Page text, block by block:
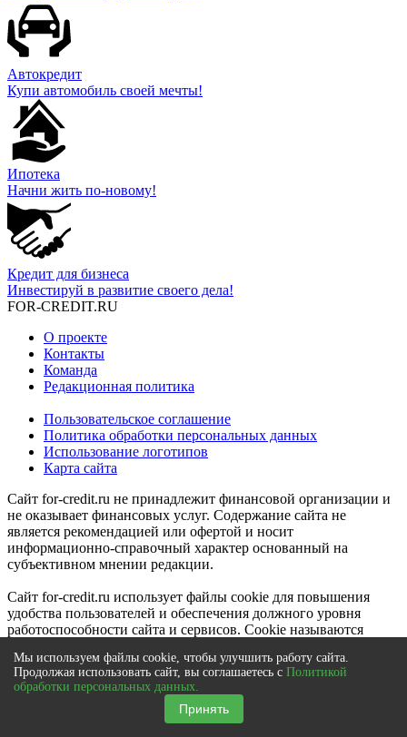
Автокредит
Купи автомобиль своей мечты!
Ипотека
Начни жить по-новому!
Кредит для бизнеса
Инвестируй в развитие своего дела!
FOR-CREDIT.RU
О проекте
Контакты
Команда
Редакционная политика
Пользовательское соглашение
Политика обработки персональных данных
Использование логотипов
Карта сайта
Сайт for-credit.ru не принадлежит финансовой организации и
не оказывает финансовых услуг. Содержание сайта не
является рекомендацией или офертой и носит
информационно-справочный характер основанный на
субъективном мнении редакции.
Сайт for-credit.ru использует файлы cookie для повышения
удобства пользователей и обеспечения должного уровня
работоспособности сайта и сервисов. Cookie называются
предыдущих посещениях веб-сайта. Если вы не хотите
использовать файлы cookie, то можете изменить настройки
браузера. Условия использованиясмотрите здесь
Сайт for-credit.ru является составным произведением и
Мы используем файлы cookie, чтобы улучшить работу сайта.
Продолжая использовать сайт, вы соглашаетесь с Политикой
обработки персональных данных.
Принять